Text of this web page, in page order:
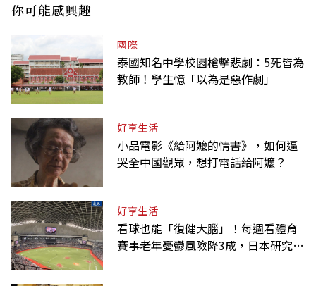
你可能感興趣
國際
泰國知名中學校園槍擊悲劇：5死皆為
教師！學生憶「以為是惡作劇」
好享生活
小品電影《給阿嬤的情書》，如何逼
哭全中國觀眾，想打電話給阿嬤？
好享生活
看球也能「復健大腦」！每週看體育
賽事老年憂鬱風險降3成，日本研究：